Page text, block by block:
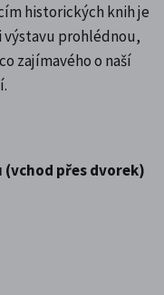
historických knih je
výstavu prohlédnou,
zajímavého o naší
přes dvorek)